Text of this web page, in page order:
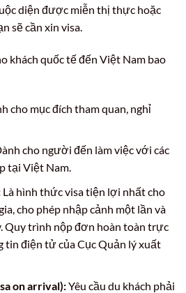
diện được miễn thị thực hoặc
sẽ cần xin visa.
khách quốc tế đến Việt Nam bao
cho mục đích tham quan, nghỉ
cho người đến làm việc với các
tại Việt Nam.
Là hình thức visa tiện lợi nhất cho
cho phép nhập cảnh một lần và
Quy trình nộp đơn hoàn toàn trực
tin điện tử của Cục Quản lý xuất
on arrival):Yêu cầu du khách phải